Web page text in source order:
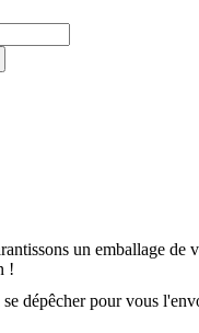
un emballage de
!
se dépêcher pour vous